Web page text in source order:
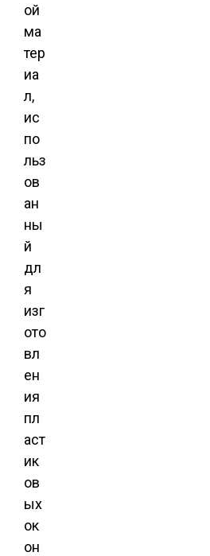
ой
ма
тер
иа
л,
ис
по
льз
ов
ан
ны
й
дл
я
изг
ото
вл
ен
ия
пл
аст
ик
ов
ых
ок
он